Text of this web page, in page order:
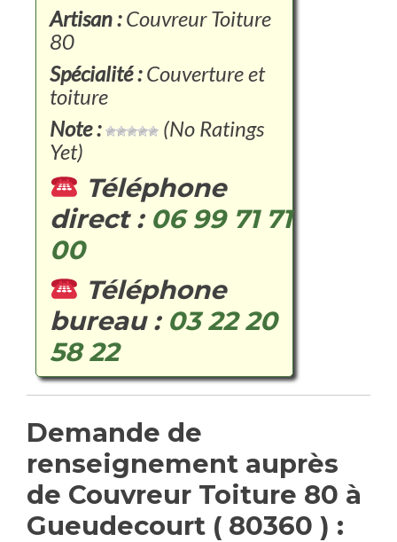
Artisan :Couvreur Toiture
80
Spécialité :Couverture et
toiture
Note :
(No Ratings
Yet)
Téléphone
direct : 06 99 71 71
00
Téléphone
bureau : 03 22 20
58 22
Demande de
renseignement auprès
de Couvreur Toiture 80 à
Gueudecourt ( 80360 ) :